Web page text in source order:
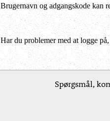
Brugernavn og adgangskode kan
Har du problemer med at logge
Spørgsmål,